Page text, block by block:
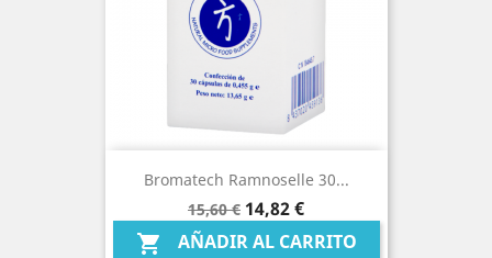
Bromatech Ramnoselle 30...
Precio
base
15,60 € Precio
14,82 €
 AÑADIR AL CARRITO